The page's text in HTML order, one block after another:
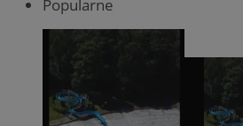
Popularne